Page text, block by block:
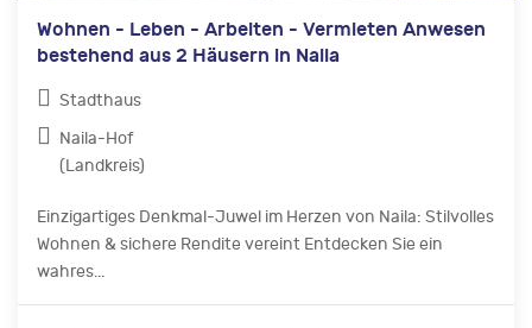
Wohnen - Leben - Arbeiten - Vermieten Anwesen
bestehend aus 2 Häusern in Naila
Stadthaus
Naila-Hof
(Landkreis)
Einzigartiges Denkmal-Juwel im Herzen von Naila: Stilvolles
Wohnen & sichere Rendite vereint Entdecken Sie ein
wahres...